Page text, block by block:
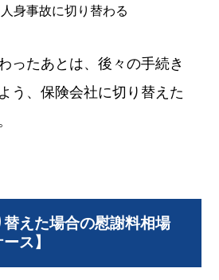
身事故に切り替わる
ったあとは、後々の手続き
う、保険会社に切り替えた
替えた場合の慰謝料相場
ス】